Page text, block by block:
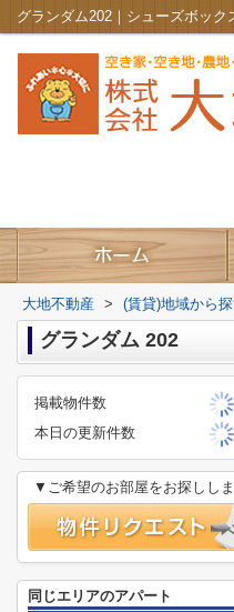
大地不動産 > (賃貸)地域から
グランダム 202
掲載物件数
本日の更新件数
▼ご希望のお部屋をお探しし
同じエリアのアパート